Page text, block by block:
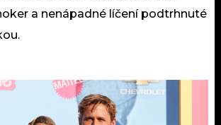
a nenápadné líčení podtrhnuté